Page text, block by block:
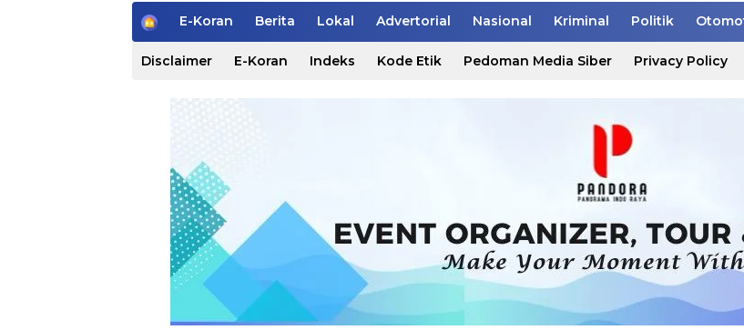
H
e
E-Koran Berita Lokal Advertorial Nasional Kriminal Politik
Disclaimer E-Koran Indeks Kode Etik Pedoman Media Siber Privacy Policy